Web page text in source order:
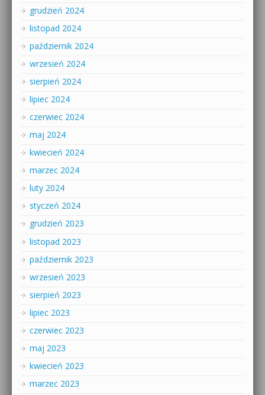
grudzień 2024
listopad 2024
październik 2024
wrzesień 2024
sierpień 2024
lipiec 2024
czerwiec 2024
maj 2024
kwiecień 2024
marzec 2024
luty 2024
styczeń 2024
grudzień 2023
listopad 2023
październik 2023
wrzesień 2023
sierpień 2023
lipiec 2023
czerwiec 2023
maj 2023
kwiecień 2023
marzec 2023